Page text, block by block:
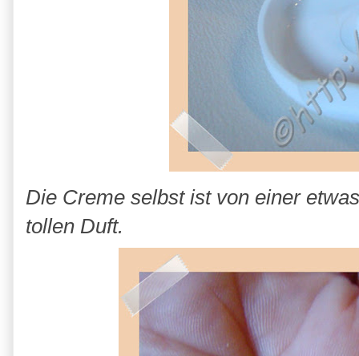
Die Creme selbst ist von einer
tollen Duft.